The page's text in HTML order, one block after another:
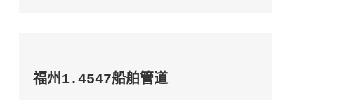
福州1.4547船舶管道